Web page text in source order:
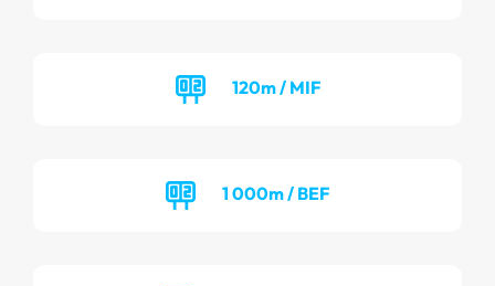
120m / MIF
1 000m / BEF